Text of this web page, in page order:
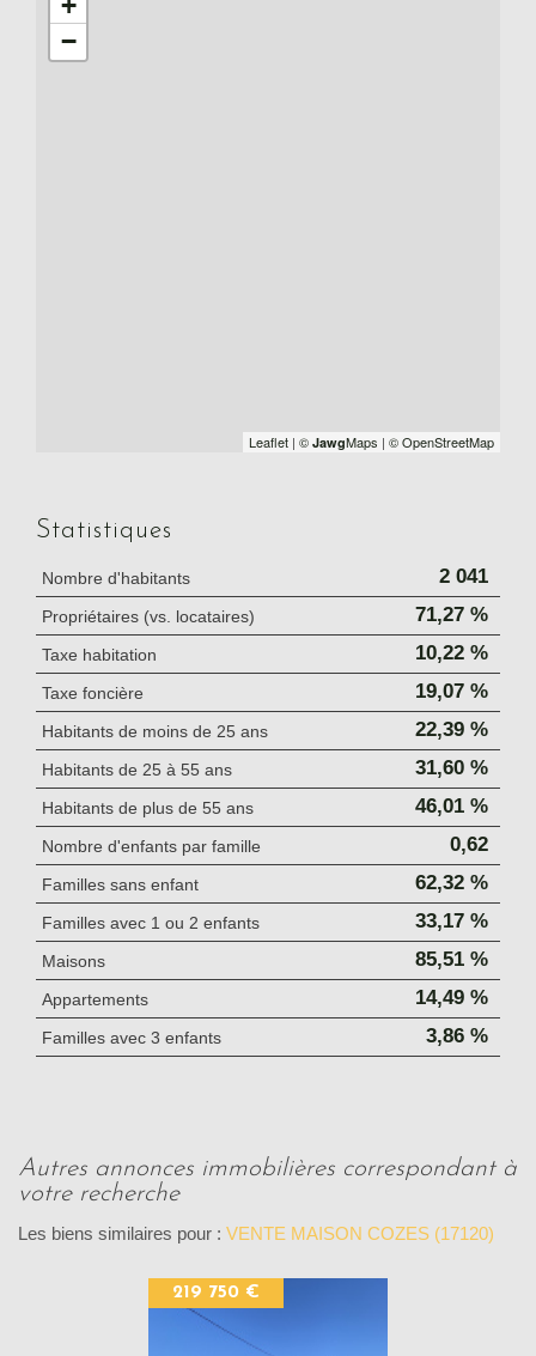
−
Leaflet | © JawgMaps | © OpenStreetMap
Statistiques
Nombre d'habitants 2 041
Propriétaires (vs. locataires) 71,27 %
Taxe habitation 10,22 %
Taxe foncière 19,07 %
Habitants de moins de 25 ans 22,39 %
Habitants de 25 à 55 ans 31,60 %
Habitants de plus de 55 ans 46,01 %
Nombre d'enfants par famille 0,62
Familles sans enfant 62,32 %
Familles avec 1 ou 2 enfants 33,17 %
Maisons 85,51 %
Appartements 14,49 %
Familles avec 3 enfants 3,86 %
autres annonces immobilières correspondant à
votre recherche
Les biens similaires pour : VENTE MAISON COZES (17120)
219 750 €